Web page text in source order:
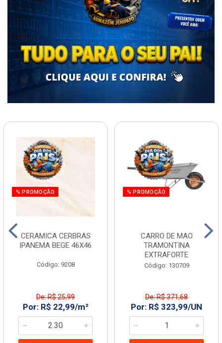
% PROMOÇÃO
CERAMICA CERBRAS
IPANEMA BEGE 46X46
Código: 9208
De: R$ 25,99
Por: R$ 22,99/m²
% PROMOÇÃO
CARRO DE MAO
TRAMONTINA
EXTRAFORTE
Código: 130709
De: R$ 371,68
Por: R$ 323,99/UN